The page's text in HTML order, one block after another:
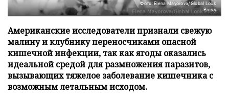
Фото: Elena Mayorova/Global Look
Press
Американские исследователи признали свежую
малину и клубнику переносчиками опасной
кишечной инфекции, так как ягоды оказались
идеальной средой для размножения паразитов,
вызывающих тяжелое заболевание кишечника с
возможным летальным исходом.